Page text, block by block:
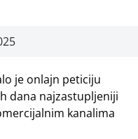
je onlajn peticiju
dana najzastupljeniji
kanalima